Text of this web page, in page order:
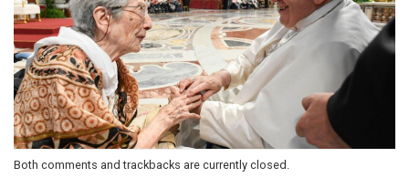
Both comments and trackbacks are currently closed.